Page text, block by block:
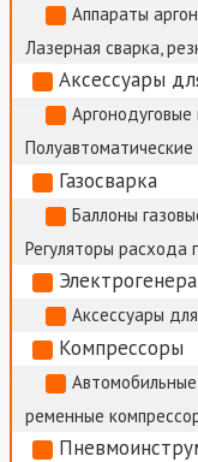
Аппараты
Лазерная сварка,
Аксессуары
Аргонодуговые
Полуавтоматические
Газосварка
Баллоны
Регуляторы расхода
Аксессуары
Компрессоры
ременные